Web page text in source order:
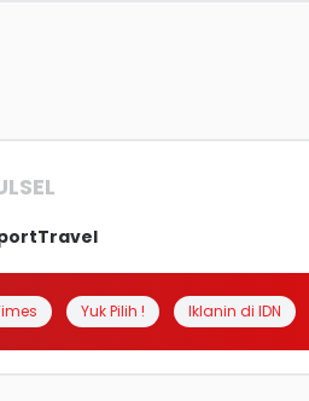
Travel
Yuk Pilih ! Iklanin di IDN